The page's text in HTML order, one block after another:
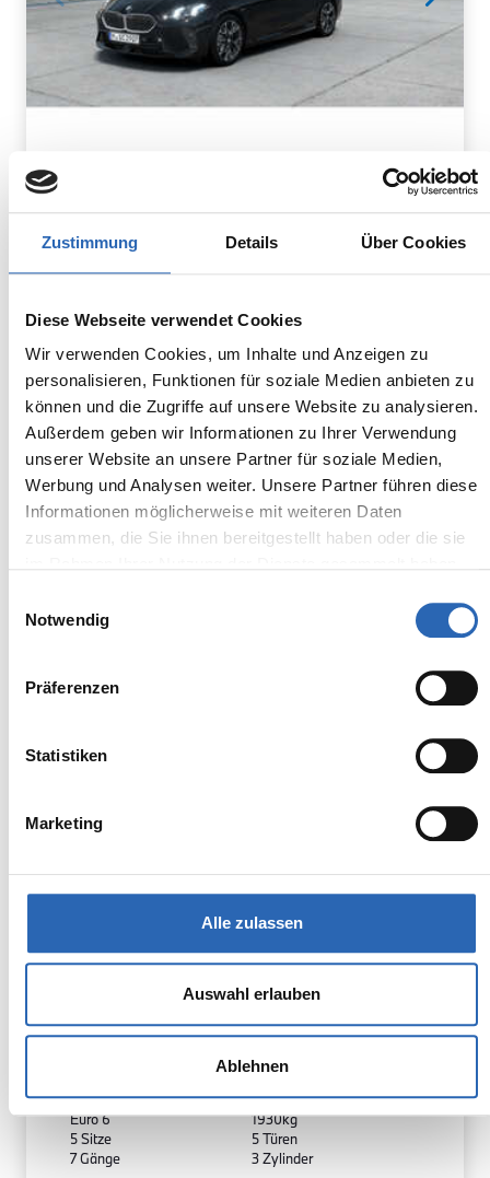
Zustimmung Details Über Cookies
Diese Webseite verwendet Cookies
Wir verwenden Cookies, um Inhalte und Anzeigen zu
personalisieren, Funktionen für soziale Medien anbieten zu
können und die Zugriffe auf unsere Website zu analysieren.
Außerdem geben wir Informationen zu Ihrer Verwendung
unserer Website an unsere Partner für soziale Medien,
Werbung und Analysen weiter. Unsere Partner führen diese
Informationen möglicherweise mit weiteren Daten
zusammen, die Sie ihnen bereitgestellt haben oder die sie
Notwendig
Präferenzen
Statistiken
Marketing
Alle zulassen
Auswahl erlauben
Ablehnen
90kw
Leistung
Euro 6
1495kg
Kraftstoffverbrauch kombiniert:
2
-Emissionen kombiniert:
135 g/km (WLTP)
CO2 -Klasse: D
Zum Fahrzeug
BMW Kürzlich reduziert
55.890,00€
Laufleistung
Euro 6
5 Sitze
7 Gänge
1930kg
5 Türen
3 Zylinder